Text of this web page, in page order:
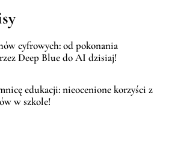
cyfrowych: od pokonania
Deep Blue do AI dzisiaj!
edukacji: nieocenione korzyści z
w szkole!